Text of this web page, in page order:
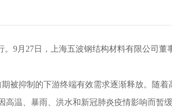
9月27日，上海五波钢结构材料有限公司董
抑制的下游终端有效需求逐渐释放。随着
高温、暴雨、洪水和新冠肺炎疫情影响而暂